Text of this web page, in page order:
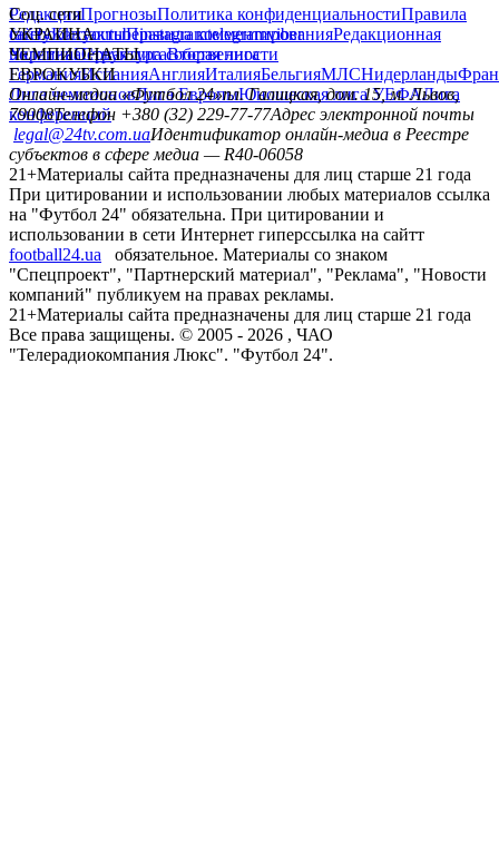
РедакцияПрогнозыПолитика конфиденциальностиПравила
сайтуКонтактыПравила комментированияРедакционная
политикаСтруктура собственности
Соц. сети
facebookxyoutubeinstagramtelegramviber
УКРАИНА
УкраинаПервая лигаВторая лига
ЧЕМПИОНАТЫ
ГерманияИспанияАнглияИталияБельгияМЛСНидерланды
ЕВРОКУБКИ
Лига чемпионовЛига ЕвропыЮношеская лига УЕФАЛига
конференций
Онлайн-медиа «Футбол 24»пл. Галицкая, дом. 15, м. Львов,
79008Телефон +380 (32) 229-77-77Адрес электронной почты
legal@24tv.com.uaИдентификатор онлайн-медиа в Реестре
субъектов в сфере медиа — R40-06058
21+Материалы сайта предназначены для лиц старше 21 года
При цитировании и использовании любых материалов ссылка
на "Футбол 24" обязательна. При цитировании и
использовании в сети Интернет гиперссылка на сайтт
football24.ua
обязательное. Материалы со знаком
"Спецпроект", "Партнерский материал", "Реклама", "Новости
компаний" публикуем на правах рекламы.
21+Материалы сайта предназначены для лиц старше 21 года
Все права защищены. © 2005 - 2026 , ЧАО
"Телерадиокомпания Люкс". "Футбол 24".